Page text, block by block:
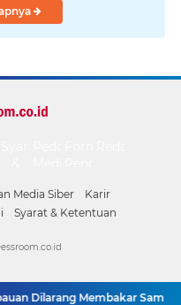
Media Siber
Karir
Syarat & Ketentuan
Dilarang Membakar Sampah